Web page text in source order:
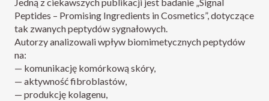
Peptides – Promising Ingredients in Cosmetics”, dotyczące
tak zwanych peptydów sygnałowych.
Autorzy analizowali wpływ biomimetycznych peptydów
na:
— komunikację komórkową skóry,
— aktywność fibroblastów,
— produkcję kolagenu,